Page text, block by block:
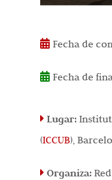
Fecha de
Fecha de
Lugar:Institut
(ICCUB),
Organiza: